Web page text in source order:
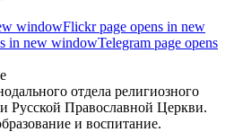
windowFlickr page opens in new
in new windowTelegram page opens
отдела религиозного
Русской Православной Церкви.
и воспитание.